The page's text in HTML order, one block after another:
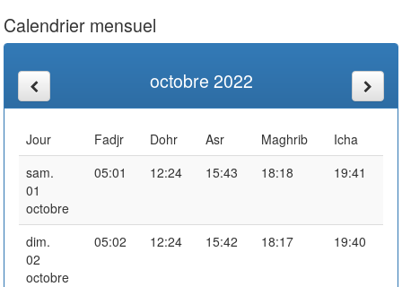
Calendrier mensuel
octobre 2022
Jour Fadjr Dohr Asr Maghrib
Icha
sam.
01
octobre
05:01 12:24 15:43 18:18 19:41
dim.
02
octobre
05:02 12:24 15:42 18:17 19:40